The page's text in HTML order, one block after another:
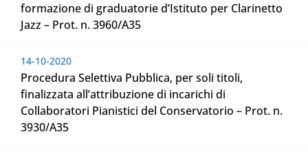
formazione di graduatorie d’Istituto per Clarinetto
Jazz – Prot. n. 3960/A35
14-10-2020
Procedura Selettiva Pubblica, per soli titoli,
finalizzata all’attribuzione di incarichi di
Collaboratori Pianistici del Conservatorio – Prot. n.
3930/A35